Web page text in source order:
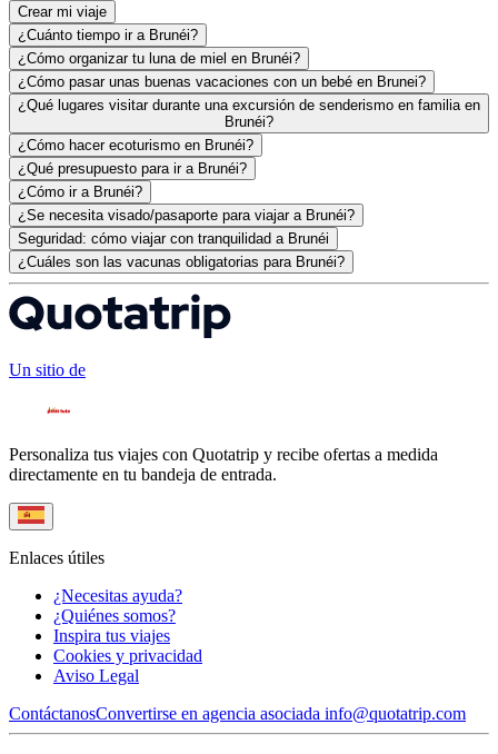
Crear mi viaje
¿Cuánto tiempo ir a Brunéi?
¿Cómo organizar tu luna de miel en Brunéi?
¿Cómo pasar unas buenas vacaciones con un bebé en Brunei?
¿Qué lugares visitar durante una excursión de senderismo en familia en
Brunéi?
¿Cómo hacer ecoturismo en Brunéi?
¿Qué presupuesto para ir a Brunéi?
¿Cómo ir a Brunéi?
¿Se necesita visado/pasaporte para viajar a Brunéi?
Seguridad: cómo viajar con tranquilidad a Brunéi
¿Cuáles son las vacunas obligatorias para Brunéi?
Un sitio de
Personaliza tus viajes con Quotatrip y recibe ofertas a medida
directamente en tu bandeja de entrada.
Enlaces útiles
¿Necesitas ayuda?
¿Quiénes somos?
Inspira tus viajes
Cookies y privacidad
Aviso Legal
ContáctanosConvertirse en agencia asociada info@quotatrip.com